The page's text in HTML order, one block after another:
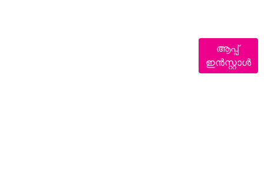
ആപ്പ്
ഇൻസ്റ്റാൾ